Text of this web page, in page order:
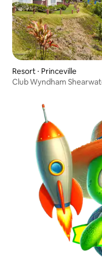
Resort ⋅ Princeville
Club Wyndham